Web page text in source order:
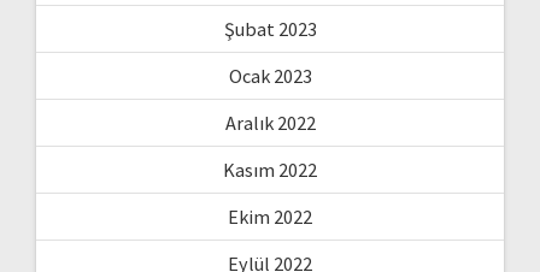
Şubat 2023
Ocak 2023
Aralık 2022
Kasım 2022
Ekim 2022
Eylül 2022